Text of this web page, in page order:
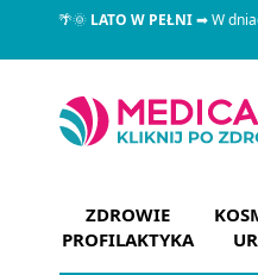
🌴🌞LATO W PEŁNI➡ W
ZDROWIE
PROFILAKTYKA